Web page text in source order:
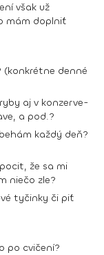
však už
mám doplniť
denné
aj v konzerve-
a pod.?
každý deň?
že sa mi
niečo zle?
tyčinky či piť
po cvičení?